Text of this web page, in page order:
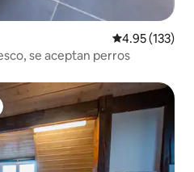
Calificación
4.95 (133)
se aceptan perros